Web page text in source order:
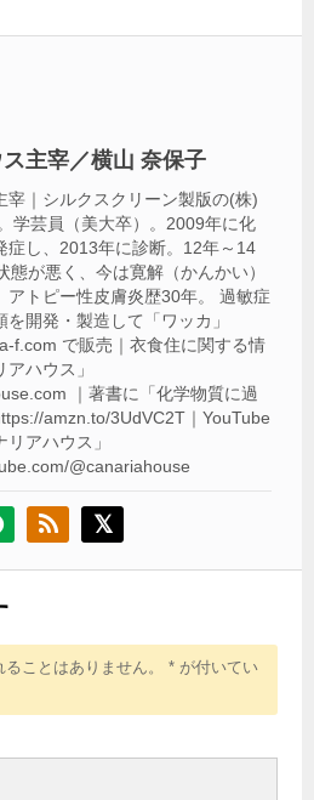
主宰／横山 奈保子
宰｜シルクスクリーン製版の(株)
学芸員（美大卒）。2009年に化
症し、2013年に診断。12年～14
態が悪く、今は寛解（かんかい）
アトピー性皮膚炎歴30年。 過敏症
開発・製造して「ワッカ」
f.com で販売｜衣食住に関する情
ハウス」
｜著書に「化学物質に過
amzn.to/3UdVC2T｜YouTube
アハウス」
@canariahouse
ことはありません。 * が付いてい